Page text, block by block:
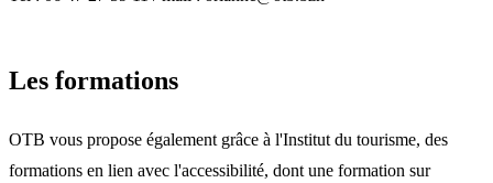
Les formations
OTB vous propose également grâce à l'Institut du tourisme, des
formations en lien avec l'accessibilité, dont une formation sur